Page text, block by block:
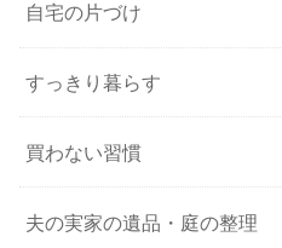
自宅の片づけ
すっきり暮らす
買わない習慣
夫の実家の遺品・庭の整理